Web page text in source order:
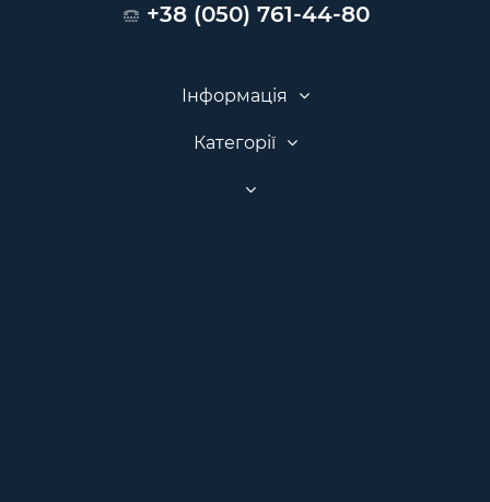
+38 (050) 761-44-80
Інформація
Категорії